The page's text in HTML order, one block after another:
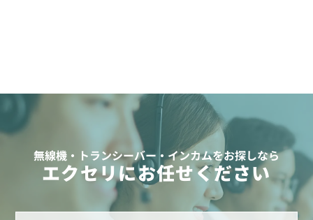
無線機・トランシーバー・インカムをお探しなら
エクセリにお任せください